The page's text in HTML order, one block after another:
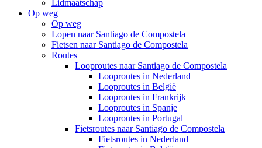
Lidmaatschap
Op weg
Op weg
Lopen naar Santiago de Compostela
Fietsen naar Santiago de Compostela
Routes
Looproutes naar Santiago de Compostela
Looproutes in Nederland
Looproutes in België
Looproutes in Frankrijk
Looproutes in Spanje
Looproutes in Portugal
Fietsroutes naar Santiago de Compostela
Fietsroutes in Nederland